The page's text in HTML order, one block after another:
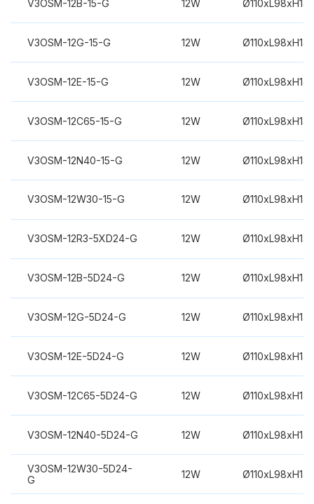
V3OSM-12B-15-G 12W
V3OSM-12G-15-G 12W
V3OSM-12E-15-G 12W
V3OSM-12C65-15-G 12W
V3OSM-12N40-15-G 12W
V3OSM-12W30-15-G 12W
V3OSM-12R3-5XD24-G 12W
V3OSM-12B-5D24-G 12W
V3OSM-12G-5D24-G 12W
V3OSM-12E-5D24-G 12W
V3OSM-12C65-5D24-G 12W
V3OSM-12N40-5D24-G 12W
V3OSM-12W30-5D24-
G
12W